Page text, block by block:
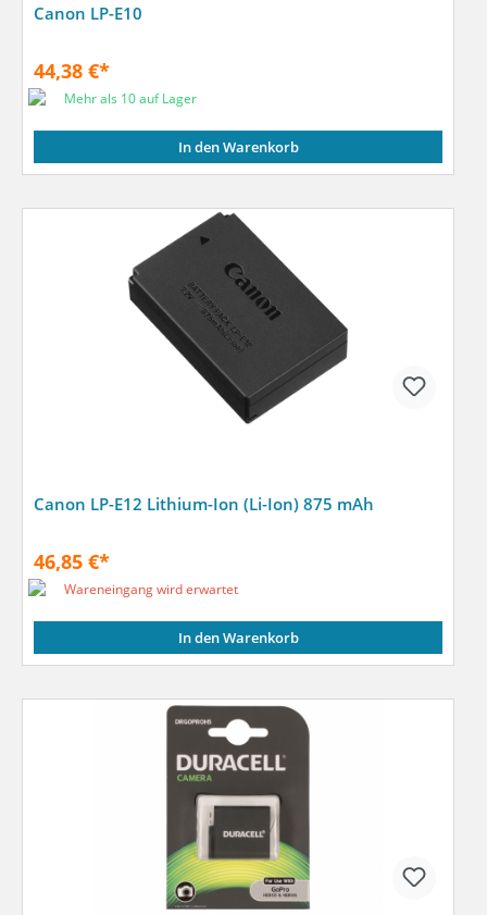
Canon LP-E10
44,38 €*
Mehr als 10 auf Lager
In den Warenkorb
Canon LP-E12 Lithium-Ion (Li-Ion) 875 mAh
46,85 €*
Wareneingang wird erwartet
In den Warenkorb